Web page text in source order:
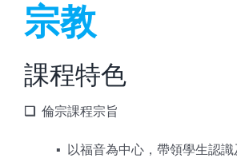
宗教
課程特色
❑ 倫宗課程宗旨
▪︎ 以福音為中心，帶領學生認